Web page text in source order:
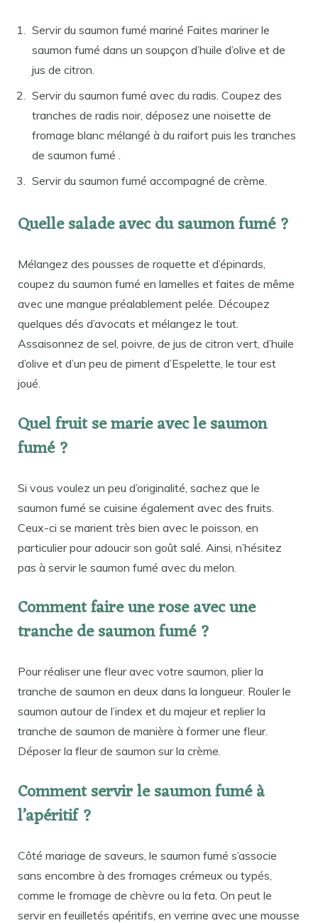
Servir du saumon fumé mariné Faites mariner le
saumon fumé dans un soupçon d’huile d’olive et de
jus de citron.
Servir du saumon fumé avec du radis. Coupez des
tranches de radis noir, déposez une noisette de
fromage blanc mélangé à du raifort puis les tranches
de saumon fumé .
Servir du saumon fumé accompagné de crème.
Quelle salade avec du saumon fumé ?
Mélangez des pousses de roquette et d’épinards,
coupez du saumon fumé en lamelles et faites de même
avec une mangue préalablement pelée. Découpez
quelques dés d’avocats et mélangez le tout.
Assaisonnez de sel, poivre, de jus de citron vert, d’huile
d’olive et d’un peu de piment d’Espelette, le tour est
joué.
Quel fruit se marie avec le saumon
fumé ?
Si vous voulez un peu d’originalité, sachez que le
saumon fumé se cuisine également avec des fruits.
Ceux-ci se marient très bien avec le poisson, en
particulier pour adoucir son goût salé. Ainsi, n’hésitez
pas à servir le saumon fumé avec du melon.
Comment faire une rose avec une
tranche de saumon fumé ?
Pour réaliser une fleur avec votre saumon, plier la
tranche de saumon en deux dans la longueur. Rouler le
saumon autour de l’index et du majeur et replier la
tranche de saumon de manière à former une fleur.
Déposer la fleur de saumon sur la crème.
Comment servir le saumon fumé à
l’apéritif ?
Côté mariage de saveurs, le saumon fumé s’associe
sans encombre à des fromages crémeux ou typés,
comme le fromage de chèvre ou la feta. On peut le
servir en feuilletés apéritifs, en verrine avec une mousse